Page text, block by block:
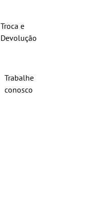
Troca e
Devolução
Trabalhe
conosco